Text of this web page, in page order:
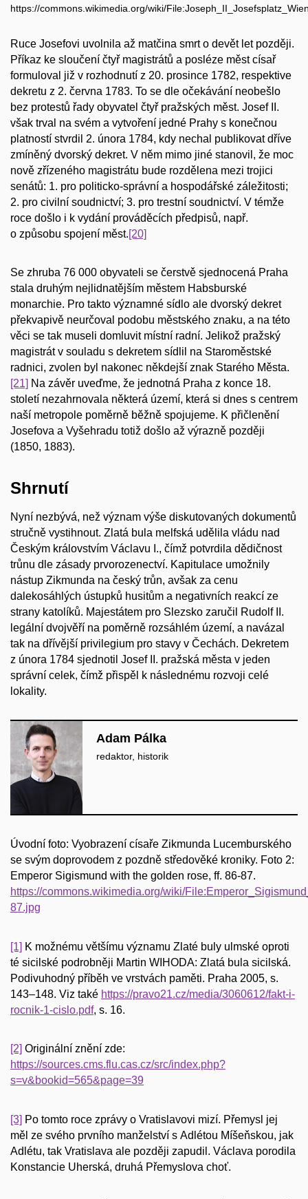
https://commons.wikimedia.org/wiki/
Ruce Josefovi uvolnila až matčina smrt o devět let později.
Příkaz ke sloučení čtyř magistrátů a posléze měst císař
formuloval již v rozhodnutí z 20. prosince 1782, respektive
dekretu z 2. června 1783. To se dle očekávání neobešlo
bez protestů řady obyvatel čtyř pražských měst. Josef II.
však trval na svém a vytvoření jedné Prahy s konečnou
platností stvrdil 2. února 1784, kdy nechal publikovat dříve
zmíněný dvorský dekret. V něm mimo jiné stanovil, že moc
nově zřízeného magistrátu bude rozdělena mezi trojici
senátů: 1. pro politicko-správní a hospodářské záležitosti;
2. pro civilní soudnictví; 3. pro trestní soudnictví. V témže
roce došlo i k vydání prováděcích předpisů, např.
o způsobu spojení měst.[20]
Se zhruba 76 000 obyvateli se čerstvě sjednocená Praha
stala druhým nejlidnatějším městem Habsburské
monarchie. Pro takto významné sídlo ale dvorský dekret
překvapivě neurčoval podobu městského znaku, a na této
věci se tak museli domluvit místní radní. Jelikož pražský
magistrát v souladu s dekretem sídlil na Staroměstské
radnici, zvolen byl nakonec někdejší znak Starého Města.
[21] Na závěr uveďme, že jednotná Praha z konce 18.
století nezahrnovala některá území, která si dnes s centrem
naší metropole poměrně běžně spojujeme. K přičlenění
Josefova a Vyšehradu totiž došlo až výrazně později
(1850, 1883).
Shrnutí
Nyní nezbývá, než význam výše diskutovaných dokumentů
stručně vystihnout. Zlatá bula melfská udělila vládu nad
Českým královstvím Václavu I., čímž potvrdila dědičnost
trůnu dle zásady prvorozenectví. Kapitulace umožnily
nástup Zikmunda na český trůn, avšak za cenu
dalekosáhlých ústupků husitům a negativních reakcí ze
strany katolíků. Majestátem pro Slezsko zaručil Rudolf II.
legální dvojvěří na poměrně rozsáhlém území, a navázal
tak na dřívější privilegium pro stavy v Čechách. Dekretem
z února 1784 sjednotil Josef II. pražská města v jeden
správní celek, čímž přispěl k následnému rozvoji celé
lokality.
Adam Pálka
redaktor, historik
Úvodní foto: Vyobrazení císaře Zikmunda Lucemburského
se svým doprovodem z pozdně středověké kroniky. Foto 2:
Emperor Sigismund with the golden rose, ff. 86-87.
https://commons.wikimedia.org/wiki/
87.jpg
[1] K možnému většímu významu Zlaté buly ulmské oproti
té sicilské podrobněji Martin WIHODA: Zlatá bula sicilská.
Podivuhodný příběh ve vrstvách paměti. Praha 2005, s.
143–148. Viz také https://pravo21.cz/media/3060612/fakt-i-
rocnik-1-cislo.pdf, s. 16.
[2] Originální znění zde:
https://sources.cms.flu.cas.cz/src/index.php?
s=v&bookid=565&page=39
[3] Po tomto roce zprávy o Vratislavovi mizí. Přemysl jej
měl ze svého prvního manželství s Adlétou Míšeňskou, jak
Adlétu, tak Vratislava ale později zapudil. Václava porodila
Konstancie Uherská, druhá Přemyslova choť.